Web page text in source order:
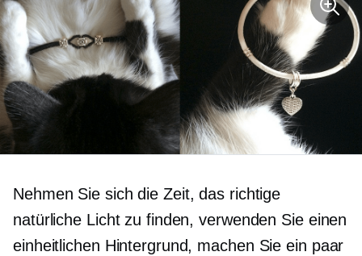
Nehmen Sie sich die Zeit, das richtige
natürliche Licht zu finden, verwenden Sie einen
einheitlichen Hintergrund, machen Sie ein paar